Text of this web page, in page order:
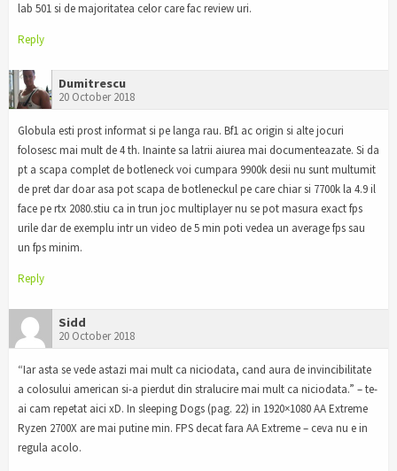
lab 501 si de majoritatea celor care fac review uri.
Reply
Dumitrescu
20 October 2018
Globula esti prost informat si pe langa rau. Bf1 ac origin si alte jocuri
folosesc mai mult de 4 th. Inainte sa latrii aiurea mai documenteazate. Si da
pt a scapa complet de botleneck voi cumpara 9900k desii nu sunt multumit
de pret dar doar asa pot scapa de botleneckul pe care chiar si 7700k la 4.9 il
face pe rtx 2080.stiu ca in trun joc multiplayer nu se pot masura exact fps
urile dar de exemplu intr un video de 5 min poti vedea un average fps sau
un fps minim.
Reply
Sidd
20 October 2018
“Iar asta se vede astazi mai mult ca niciodata, cand aura de invincibilitate
a colosului american si-a pierdut din stralucire mai mult ca niciodata.” – te-
ai cam repetat aici xD. In sleeping Dogs (pag. 22) in 1920×1080 AA Extreme
Ryzen 2700X are mai putine min. FPS decat fara AA Extreme – ceva nu e in
regula acolo.